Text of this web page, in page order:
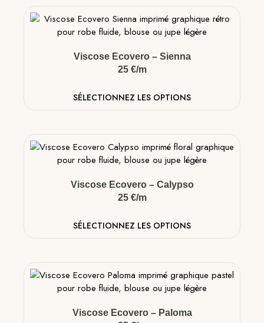
Viscose Ecovero – Sienna
25 €/m
SÉLECTIONNEZ LES OPTIONS
Viscose Ecovero – Calypso
25 €/m
SÉLECTIONNEZ LES OPTIONS
Viscose Ecovero – Paloma